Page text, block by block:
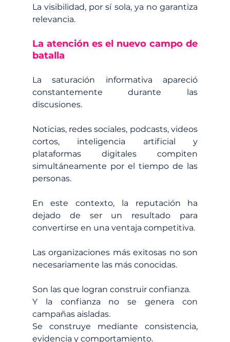
La visibilidad, por sí sola, ya no garantiza
relevancia.
La atención es el nuevo campo de
batalla
La saturación informativa apareció
constantemente durante las
discusiones.
Noticias, redes sociales, podcasts, videos
cortos, inteligencia artificial y
plataformas digitales compiten
simultáneamente por el tiempo de las
personas.
En este contexto, la reputación ha
dejado de ser un resultado para
convertirse en una ventaja competitiva.
Las organizaciones más exitosas no son
necesariamente las más conocidas.
Son las que logran construir confianza.
Y la confianza no se genera con
campañas aisladas.
Se construye mediante consistencia,
evidencia y comportamiento.